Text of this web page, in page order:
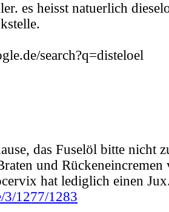
es heisst natuerlich
search?q=disteloel
das Fuselöl bitte nicht
und Rückeneincremen
hat lediglich einen
3/1277/1283